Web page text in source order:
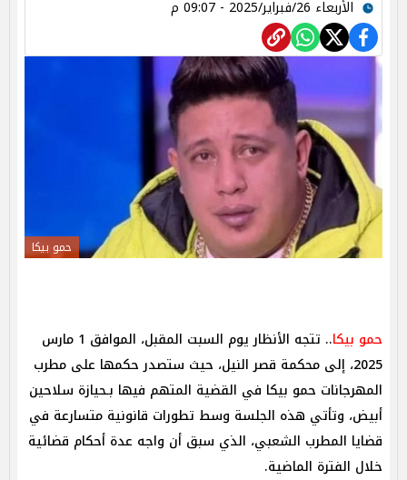
الأربعاء 26/فبراير/2025 - 09:07 م
حمو بيكا
حمو بيكا
.. تتجه الأنظار يوم السبت المقبل، الموافق 1 مارس
2025، إلى محكمة قصر النيل، حيث ستصدر حكمها على مطرب
المهرجانات حمو بيكا في القضية المتهم فيها بـحيازة سلاحين
أبيض، وتأتي هذه الجلسة وسط تطورات قانونية متسارعة في
قضايا المطرب الشعبي، الذي سبق أن واجه عدة أحكام قضائية
خلال الفترة الماضية.